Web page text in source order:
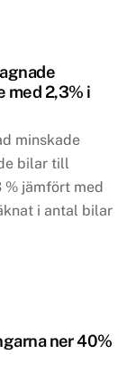
med 2,3% i
minskade
bilar till
% jämfört med
i antal bilar
ner 40%